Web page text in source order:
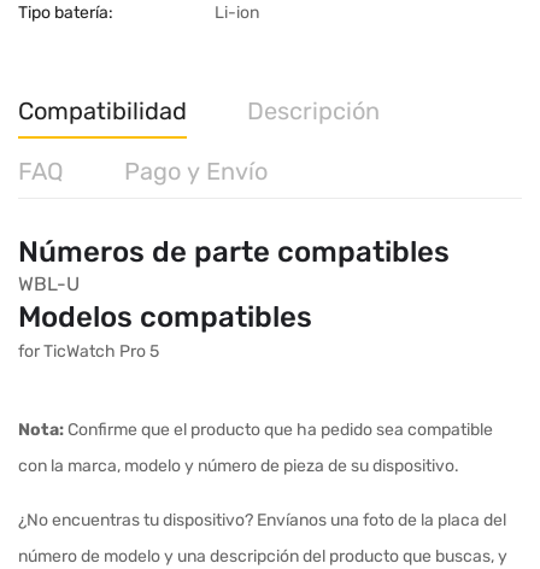
Tipo batería:
Li-ion
Compatibilidad Descripción
FAQ Pago y Envío
Números de parte compatibles
WBL-U
Modelos compatibles
for TicWatch Pro 5
Nota:Confirme que el producto que ha pedido sea compatible
con la marca, modelo y número de pieza de su dispositivo.
¿No encuentras tu dispositivo? Envíanos una foto de la placa del
número de modelo y una descripción del producto que buscas, y